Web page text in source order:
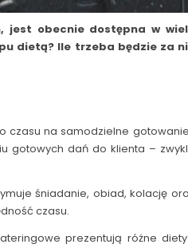
jest obecnie dostępna w
dietą? Ile trzeba będzie za
czasu na samodzielne
gotowych dań do klienta –
śniadanie, obiad, kolację
czasu.
prezentują różne